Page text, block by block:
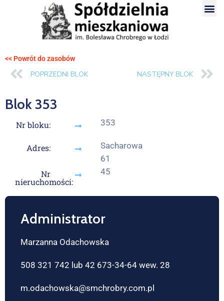
<< Powrót do zasobów
POPRZEDNI BLOK NASTĘPNY BLOK
Blok 353
Nr bloku: 353
Adres:
Sacharowa
61
Nr
nieruchomości:
45
Administrator
Marzanna Odachowska
508 321 742 lub 42 673-34-64 wew. 28
m.odachowska@smchrobry.com.pl